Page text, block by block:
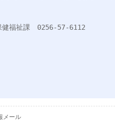
健福祉課　0256-57-6112
メール